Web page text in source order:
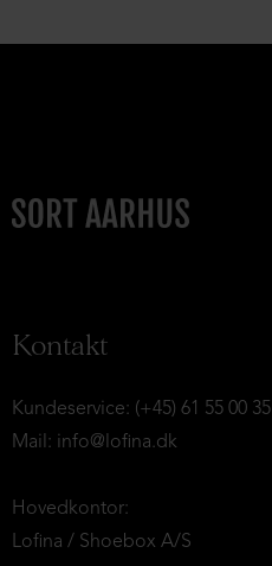
Kontakt
Kundeservice: (+45) 61 55 00 35
Mail: info@lofina.dk
Hovedkontor:
Lofina / Shoebox A/S